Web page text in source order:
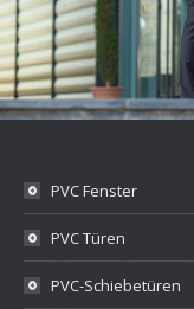
PVC Fenster
PVC Türen
PVC-Schiebetüren